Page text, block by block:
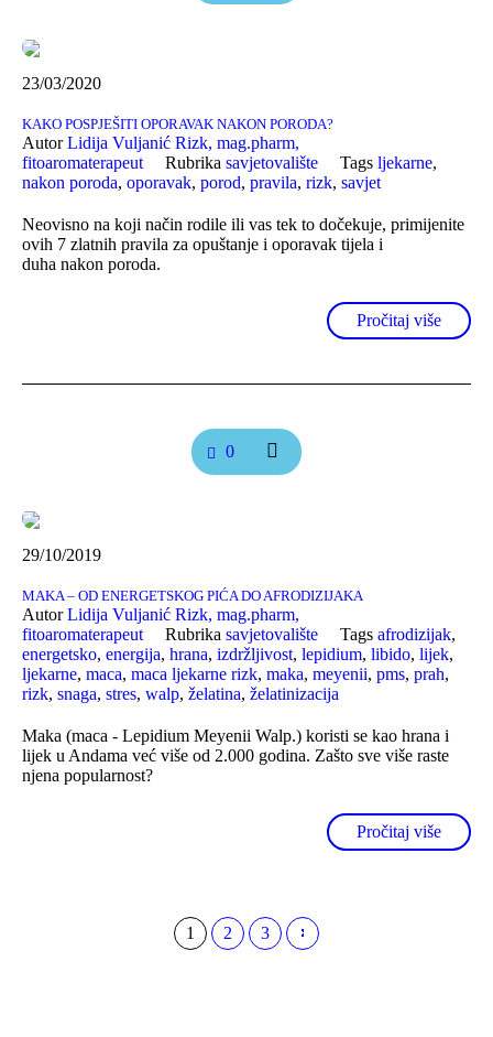
23/03/2020
KAKO POSPJEŠITI OPORAVAK NAKON PORODA?
AutorLidija Vuljanić Rizk, mag.pharm,
fitoaromaterapeut
Rubrika savjetovalište Tags ljekarne,
nakon poroda, oporavak, porod, pravila, rizk, savjet
Neovisno na koji način rodile ili vas tek to dočekuje, primijenite
ovih 7 zlatnih pravila za opuštanje i oporavak tijela i
duha nakon poroda.
Pročitaj više
0
29/10/2019
MAKA – OD ENERGETSKOG PIĆA DO AFRODIZIJAKA
AutorLidija Vuljanić Rizk, mag.pharm,
fitoaromaterapeut
Rubrika savjetovalište Tags afrodizijak,
energetsko, energija, hrana, izdržljivost, lepidium, libido, lijek,
ljekarne, maca, maca ljekarne rizk, maka, meyenii, pms, prah,
rizk, snaga, stres, walp, želatina, želatinizacija
Maka (maca - Lepidium Meyenii Walp.) koristi se kao hrana i
lijek u Andama već više od 2.000 godina. Zašto sve više raste
njena popularnost?
Pročitaj više
1 2 3